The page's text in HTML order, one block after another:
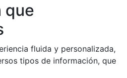
que
fluida y personalizada,
tipos de información, que